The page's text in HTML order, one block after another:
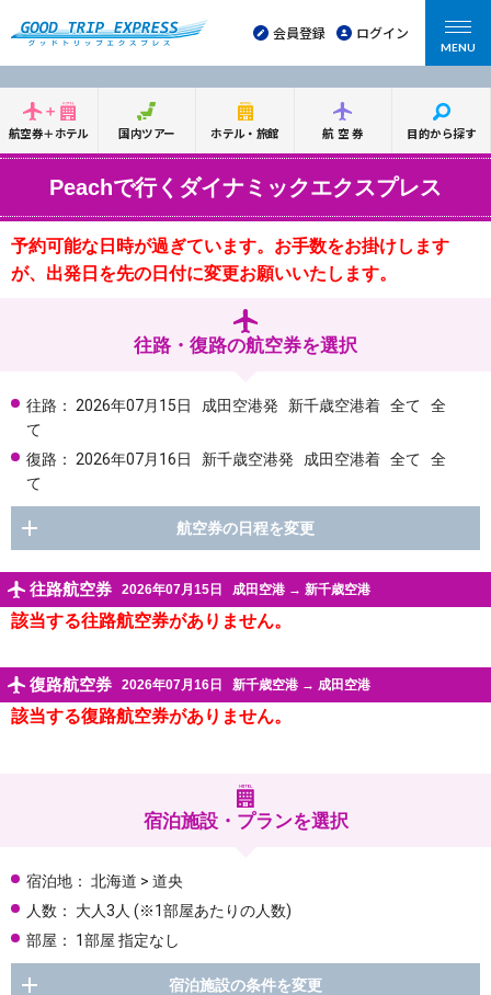
会員登録 ログイン
MENU
航空券＋ホテル 国内ツアー ホテル・旅館 航空券 目的から探す
Peachで行くダイナミックエクスプレス
予約可能な日時が過ぎています。お手数をお掛けします
が、出発日を先の日付に変更お願いいたします。
往路・復路の航空券を選択
往路： 2026年07月15日 成田空港発 新千歳空港着 全て
全
て
復路： 2026年07月16日 新千歳空港発 成田空港着 全て
全
て
航空券の日程を変更
往路航空券 2026年07月15日 成田空港 → 新千歳空港
該当する往路航空券がありません。
復路航空券 2026年07月16日 新千歳空港 → 成田空港
該当する復路航空券がありません。
宿泊施設・プランを選択
宿泊地： 北海道 > 道央
人数：
大人3人 (※1部屋あたりの人数)
部屋：
1部屋 指定なし
宿泊施設の条件を変更